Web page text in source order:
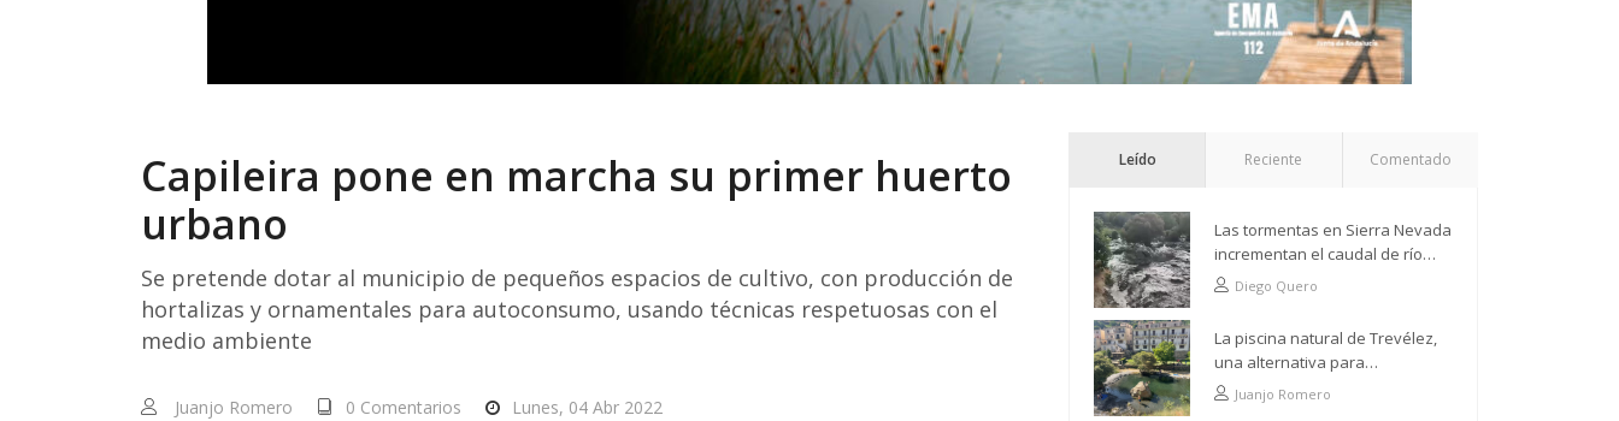
Capileira pone en marcha su primer huerto
urbano
Se pretende dotar al municipio de pequeños espacios de cultivo, con producción de
hortalizas y ornamentales para autoconsumo, usando técnicas respetuosas con el
medio ambiente
Juanjo Romero 0 Comentarios Lunes, 04 Abr 2022
Leído Reciente Comentado
Las tormentas en Sierra Nevada
incrementan el caudal de río
Grande a su paso por Trevélez
Diego Quero
La piscina natural de Trevélez,
una alternativa para
refrescarse desde lo más alto
Juanjo Romero